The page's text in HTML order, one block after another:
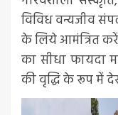
विविध वन्यजीव
के लिये आमंत्रित
का सीधा फायदा
की वृद्धि के रूप में